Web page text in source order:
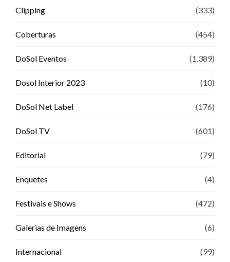
Clipping (333)
Coberturas (454)
DoSol Eventos (1.389)
Dosol Interior 2023 (10)
DoSol Net Label (176)
DoSol TV (601)
Editorial (79)
Enquetes (4)
Festivais e Shows (472)
Galerias de Imagens (6)
Internacional (99)